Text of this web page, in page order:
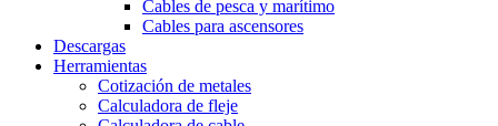
Cables de pesca y marítimo
Cables para ascensores
Descargas
Herramientas
Cotización de metales
Calculadora de fleje